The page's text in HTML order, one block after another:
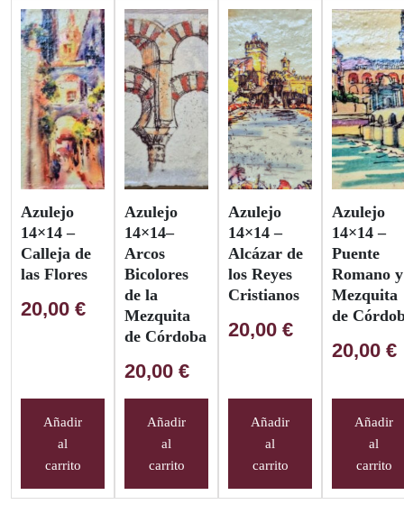
Azulejo
14×14 –
Calleja de
las Flores
20,00 €
Añadir
al
carrito
Azulejo
14×14–
Arcos
Bicolores
de la
Mezquita
de Córdoba
20,00 €
Añadir
al
carrito
Azulejo
14×14 –
Alcázar de
los Reyes
Cristianos
20,00 €
Añadir
al
carrito
Azulejo
14×14 –
Puente
Romano y
Mezquita
de
20,00 €
Añadir
al
carrito